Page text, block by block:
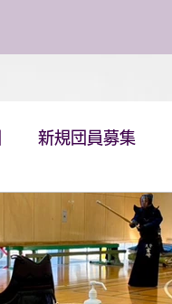
新規団員募集